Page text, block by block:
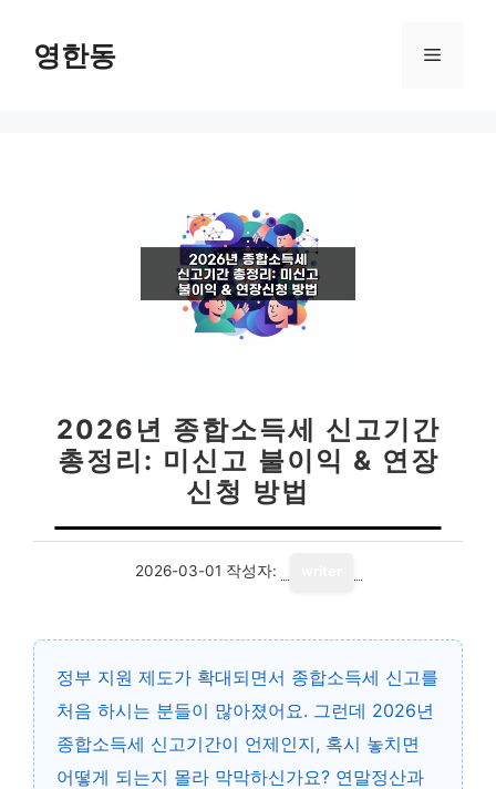
영한동 메
2026년 종합소득세 신고기간
총정리: 미신고 불이익 & 연장
신청 방법
2026-03-01 작성자:
정부 지원 제도가 확대되면서 종합소득세 신고를
처음 하시는 분들이 많아졌어요. 그런데 2026년
종합소득세 신고기간이 언제인지, 혹시 놓치면
어떻게 되는지 몰라 막막하신가요? 연말정산과